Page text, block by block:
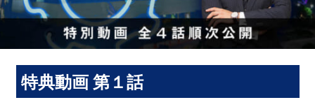
特典動画 第１話